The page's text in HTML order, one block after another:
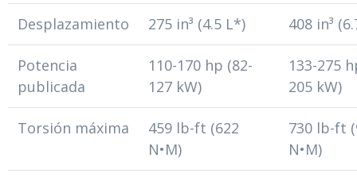
Desplazamiento 275 in³ (4.5 L*) 408 in³
Potencia
publicada
110-170 hp (82-
127 kW)
133-275
205 kW)
Torsión máxima
459 lb-ft (622
N•M)
730 lb-ft
N•M)